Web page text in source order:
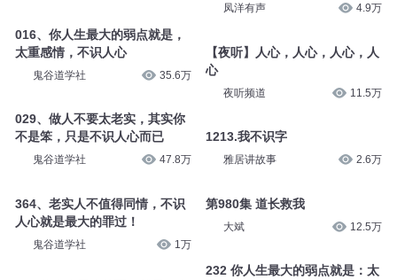
016、你人生最大的弱点就是，
太重感情，不识人心
鬼谷道学社 35.6万
029、做人不要太老实，其实你
不是笨，只是不识人心而已
鬼谷道学社 47.8万
364、老实人不值得同情，不识
人心就是最大的罪过！
鬼谷道学社 1万
凤洋有声 4.9万
【夜听】人心，人心，人心，人
心
夜听频道 11.5万
1213.我不识字
雅居讲故事 2.6万
第980集 道长救我
大斌 12.5万
232 你人生最大的弱点就是：太